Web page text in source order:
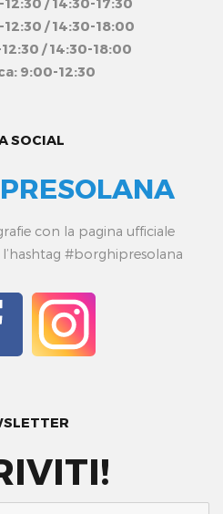
/ 14:30-18:00
/ 14:30-18:00
9:00-12:30
SOCIAL
con la pagina ufficiale
#borghipresolana